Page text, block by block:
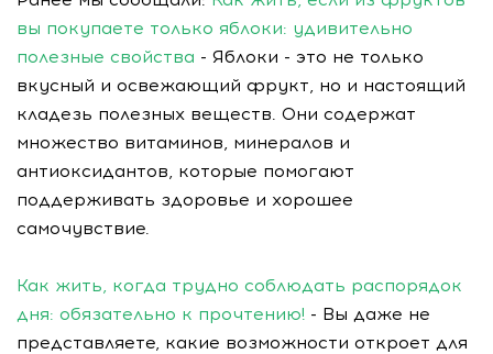
вы покупаете только яблоки: удивительно
полезные свойства - Яблоки - это не только
вкусный и освежающий фрукт, но и настоящий
кладезь полезных веществ. Они содержат
множество витаминов, минералов и
антиоксидантов, которые помогают
поддерживать здоровье и хорошее
самочувствие.
Как жить, когда трудно соблюдать распорядок
дня: обязательно к прочтению! - Вы даже не
представляете, какие возможности откроет для